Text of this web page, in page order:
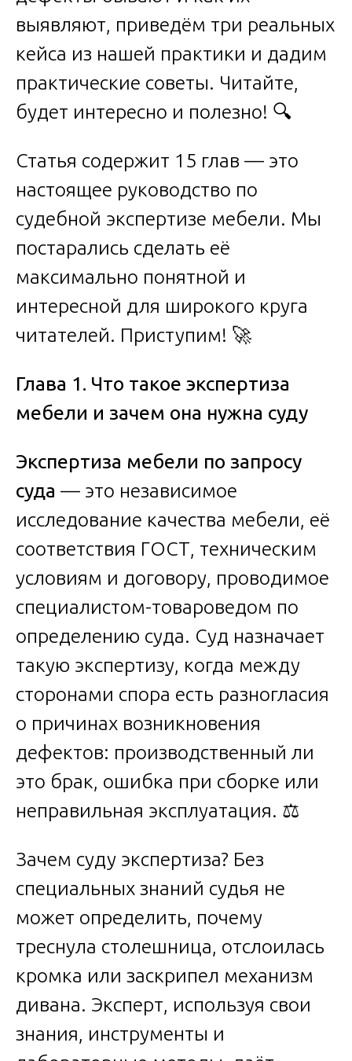
выявляют, приведём три реальных
кейса из нашей практики и дадим
практические советы. Читайте,
будет интересно и полезно! 🔍
Статья содержит 15 глав — это
настоящее руководство по
судебной экспертизе мебели. Мы
постарались сделать её
максимально понятной и
интересной для широкого круга
читателей. Приступим! 🚀
Глава 1. Что такое экспертиза
мебели и зачем она нужна суду
Экспертиза мебели по запросу
суда — это независимое
исследование качества мебели, её
соответствия ГОСТ, техническим
условиям и договору, проводимое
специалистом-товароведом по
определению суда. Суд назначает
такую экспертизу, когда между
сторонами спора есть разногласия
о причинах возникновения
дефектов: производственный ли
это брак, ошибка при сборке или
неправильная эксплуатация. ⚖️
Зачем суду экспертиза? Без
специальных знаний судья не
может определить, почему
треснула столешница, отслоилась
кромка или заскрипел механизм
дивана. Эксперт, используя свои
знания, инструменты и